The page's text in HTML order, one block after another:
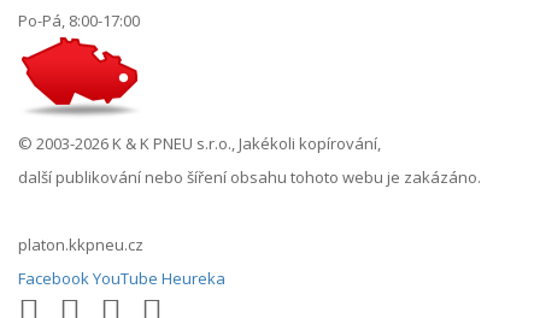
Po-Pá, 8:00-17:00
© 2003-2026 K & K PNEU s.r.o., Jakékoli kopírování,
další publikování nebo šíření obsahu tohoto webu je zakázáno.
platon.kkpneu.cz
FacebookYouTube Heureka